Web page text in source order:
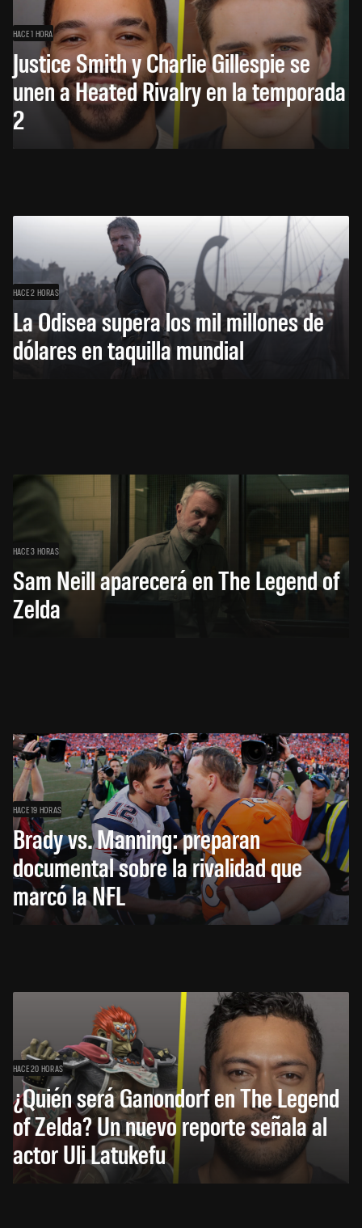
HACE 1 HORA
Justice Smith y Charlie Gillespie se
unen a Heated Rivalry en la temporada
2
HACE 2 HORAS
La Odisea supera los mil millones de
dólares en taquilla mundial
HACE 3 HORAS
Sam Neill aparecerá en The Legend of
Zelda
HACE 19 HORAS
Brady vs. Manning: preparan
documental sobre la rivalidad que
marcó la NFL
HACE 20 HORAS
¿Quién será Ganondorf en The Legend
of Zelda? Un nuevo reporte señala al
actor Uli Latukefu